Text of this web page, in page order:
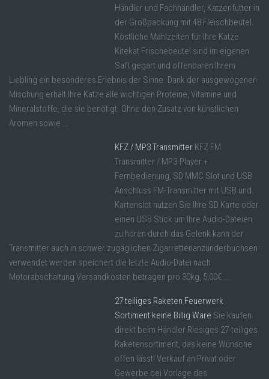
Händler und Fachhändler, Katzenfutter in
der Großpackung mit 48 Fleischbeutel.
Köstliche Mahlzeiten für Ihre Katze
Kitekat Frischebeutel sind im eigenen
Saft gegart und offenbaren Ihrem
Liebling ein besonderes Erlebnis der Sinne. Dank der ausgewogenen
Mischung erhält Ihre Katze alle wichtigen Proteine, Vitamine und
Mineralstoffe, die sie benötigt. Ohne den Zusatz von künstlichen
Aromen sowie ...
KFZ / MP3 Transmitter KFZ FM
Transmitter / MP3-Player +
Fernbedienung, SD MMC Slot und USB
Anschluss FM-Transmitter mit USB und
Kartenslot nutzen Sie Ihre SD Karte oder
einen USB Stick um Ihre Audio-Dateien
zu hören durch das Gelenk kann der
Transmitter auch in schwer zugäglichen Zigarrettenanzünderbuchsen
verwendet werden speichert die letzte Audio-Datei nach
Motorabschaltung Versandkosten betragen pro 30kg, 5,00€ ...
27 teiliges Raketen Feuerwerk
Sortiment keine Billig Ware Sie kaufen
direkt beim Händler Riesiges 27-teiliges
Raketensortiment, das keine Wünsche
offen lässt! Verkauf an Privat oder
Gewerbe bei Vorlage des